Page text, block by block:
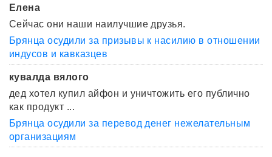
Елена
Сейчас они наши наилучшие друзья.
Брянца осудили за призывы к насилию в отношении
индусов и кавказцев
кувалда вялого
дед хотел купил айфон и уничтожить его публично
как продукт ...
Брянца осудили за перевод денег нежелательным
организациям